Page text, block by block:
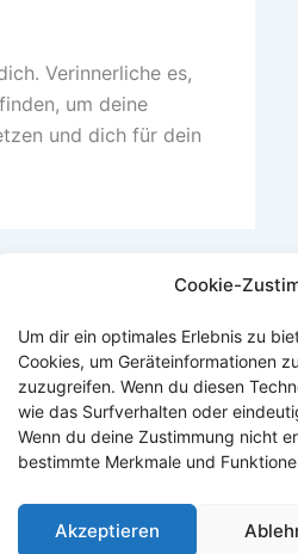
Cookie-
Um dir ein optimales Erlebnis zu
Cookies, um Geräteinformationen
zuzugreifen. Wenn du diesen
wie das Surfverhalten oder
Wenn du deine Zustimmung nicht
bestimmte Merkmale und
Akzeptieren
Verinnerliche es,
um deine
und dich für dein
WEITER